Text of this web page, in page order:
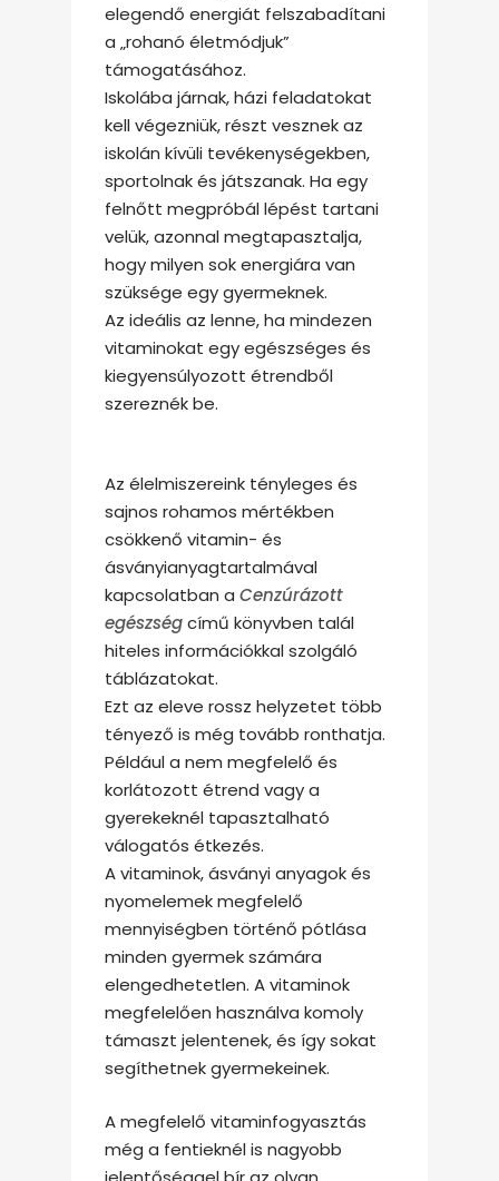
elegendő energiát felszabadítani
a „rohanó életmódjuk”
támogatásához.
Iskolába járnak, házi feladatokat
kell végezniük, részt vesznek az
iskolán kívüli tevékenységekben,
sportolnak és játszanak. Ha egy
felnőtt megpróbál lépést tartani
velük, azonnal megtapasztalja,
hogy milyen sok energiára van
szüksége egy gyermeknek.
Az ideális az lenne, ha mindezen
vitaminokat egy egészséges és
kiegyensúlyozott étrendből
szereznék be.
Az élelmiszereink tényleges és
sajnos rohamos mértékben
csökkenő vitamin- és
ásványianyagtartalmával
kapcsolatban a Cenzúrázott
egészségcímű könyvben talál
hiteles információkkal szolgáló
táblázatokat.
Ezt az eleve rossz helyzetet több
tényező is még tovább ronthatja.
Például a nem megfelelő és
korlátozott étrend vagy a
gyerekeknél tapasztalható
válogatós étkezés.
A vitaminok, ásványi anyagok és
nyomelemek megfelelő
mennyiségben történő pótlása
minden gyermek számára
elengedhetetlen. A vitaminok
megfelelően használva komoly
támaszt jelentenek, és így sokat
segíthetnek gyermekeinek.
A megfelelő vitaminfogyasztás
még a fentieknél is nagyobb